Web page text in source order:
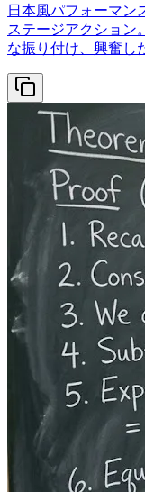
日本風パフォーマン
ステージアクション
な振り付け、興奮し